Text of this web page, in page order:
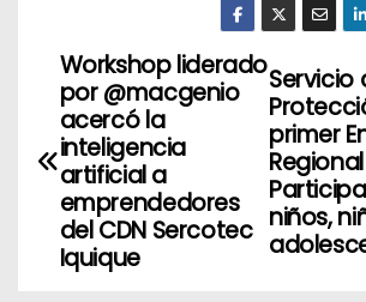
N
v
Servicio
primer
niños,
Workshop liderado
por @macgenio
acercó la
inteligencia
artificial a
emprendedores
del CDN Sercotec
Iquique